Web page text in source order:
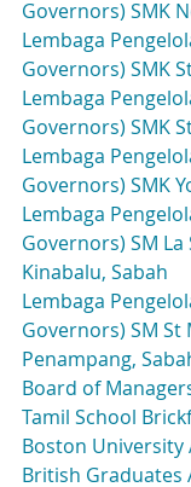
Governors) SMK
Lembaga
Governors) SMK
Lembaga
Governors) SMK
Lembaga
Governors) SMK
Lembaga
Governors) SM La
Kinabalu, Sabah
Lembaga
Governors) SM St
Penampang,
Board of
Tamil School
Boston University
British Graduates